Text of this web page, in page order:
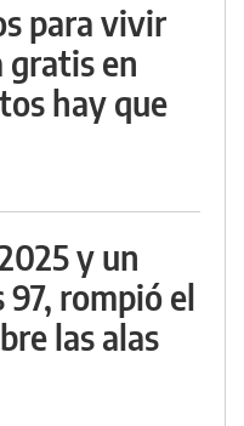
para vivir
gratis en
hay que
y un
97, rompió el
las alas